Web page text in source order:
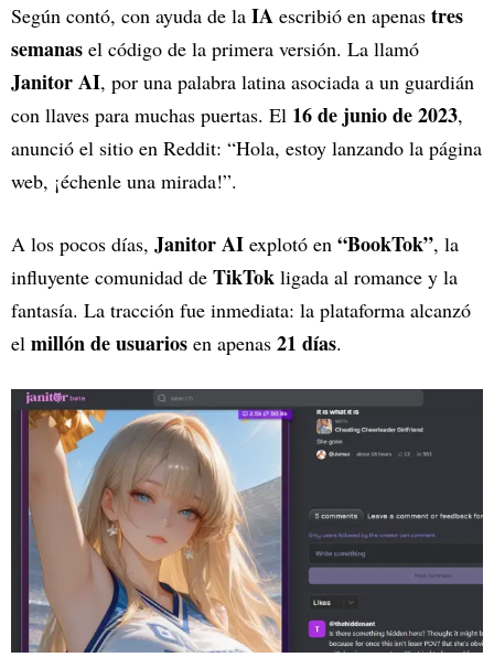
Según contó, con ayuda de la IA escribió en apenas tres
semanas el código de la primera versión. La llamó
Janitor AI, por una palabra latina asociada a un guardián
con llaves para muchas puertas. El 16 de junio de 2023,
anunció el sitio en Reddit: “Hola, estoy lanzando la página
web, ¡échenle una mirada!”.
A los pocos días, Janitor AI explotó en “BookTok”, la
influyente comunidad de TikTok ligada al romance y la
fantasía. La tracción fue inmediata: la plataforma alcanzó
el millón de usuarios en apenas 21 días.